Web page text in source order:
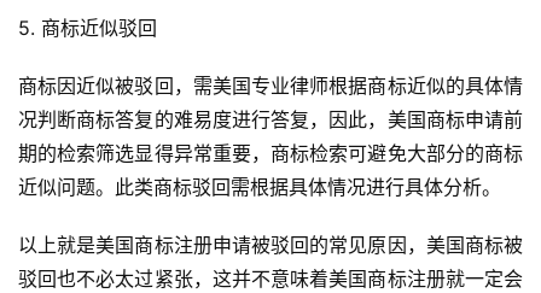
媒
销
跨
境
航
5. 商标近似驳回
商标因近似被驳回，需美国专业律师根据商标近似的具体情
况判断商标答复的难易度进行答复，因此，美国商标申请前
期的检索筛选显得异常重要，商标检索可避免大部分的商标
近似问题。此类商标驳回需根据具体情况进行具体分析。
以上就是美国商标注册申请被驳回的常见原因，美国商标被
驳回也不必太过紧张，这并不意味着美国商标注册就一定会